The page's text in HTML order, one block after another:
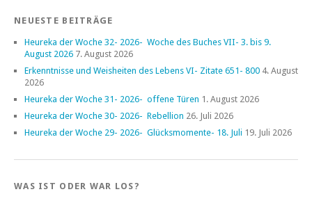
NEUESTE BEITRÄGE
Heureka der Woche 32- 2026- Woche des Buches VII- 3. bis 9.
August 2026 7. August 2026
Erkenntnisse und Weisheiten des Lebens VI- Zitate 651- 800 4. August
2026
Heureka der Woche 31- 2026- offene Türen 1. August 2026
Heureka der Woche 30- 2026- Rebellion 26. Juli 2026
Heureka der Woche 29- 2026- Glücksmomente- 18. Juli 19. Juli 2026
WAS IST ODER WAR LOS?